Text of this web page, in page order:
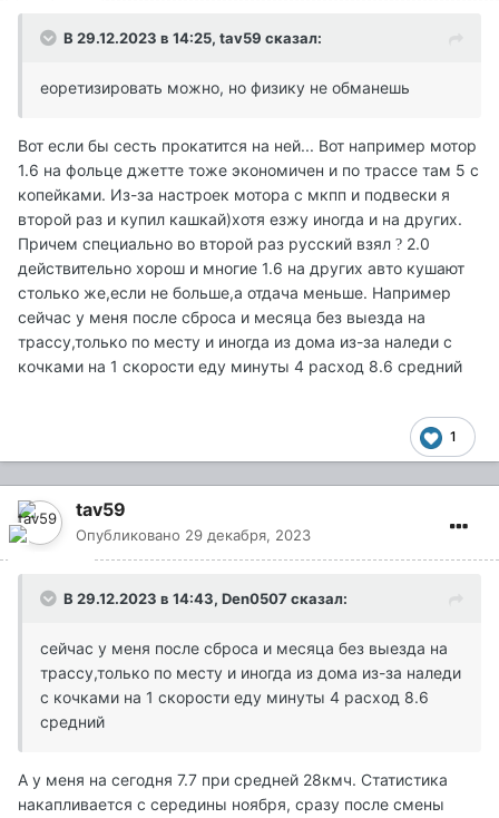
В 29.12.2023 в 14:25, tav59 сказал:
еоретизировать можно, но физику не обманешь
Вот если бы сесть прокатится на ней... Вот например мотор
1.6 на фольце джетте тоже экономичен и по трассе там 5 с
копейками. Из-за настроек мотора с мкпп и подвески я
второй раз и купил кашкай)хотя езжу иногда и на других.
Причем специально во второй раз русский взял ? 2.0
действительно хорош и многие 1.6 на других авто кушают
столько же,если не больше,а отдача меньше. Например
сейчас у меня после сброса и месяца без выезда на
трассу,только по месту и иногда из дома из-за наледи с
кочками на 1 скорости еду минуты 4 расход 8.6 средний
1
tav59
Опубликовано 29 декабря, 2023
В 29.12.2023 в 14:43, Den0507 сказал:
сейчас у меня после сброса и месяца без выезда на
трассу,только по месту и иногда из дома из-за наледи
с кочками на 1 скорости еду минуты 4 расход 8.6
средний
А у меня на сегодня 7.7 при средней 28кмч. Статистика
накапливается с середины ноября, сразу после смены